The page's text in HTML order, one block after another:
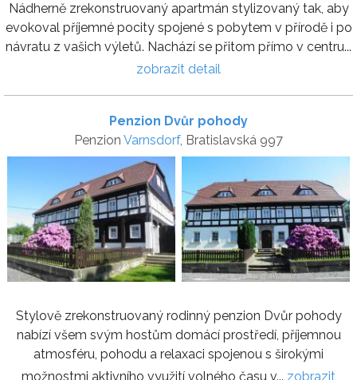
Nádherně zrekonstruovaný apartmán stylizovaný tak, aby
evokoval příjemné pocity spojené s pobytem v přírodě i po
návratu z vašich výletů. Nachází se přitom přímo v centru...
zobrazit detail
Penzion Dvůr pohody
Penzion Varnsdorf, Bratislavská 997
Stylově zrekonstruovaný rodinný penzion Dvůr pohody
nabízí všem svým hostům domácí prostředí, příjemnou
atmosféru, pohodu a relaxaci spojenou s širokými
možnostmi aktivního využití volného času v... zobrazit